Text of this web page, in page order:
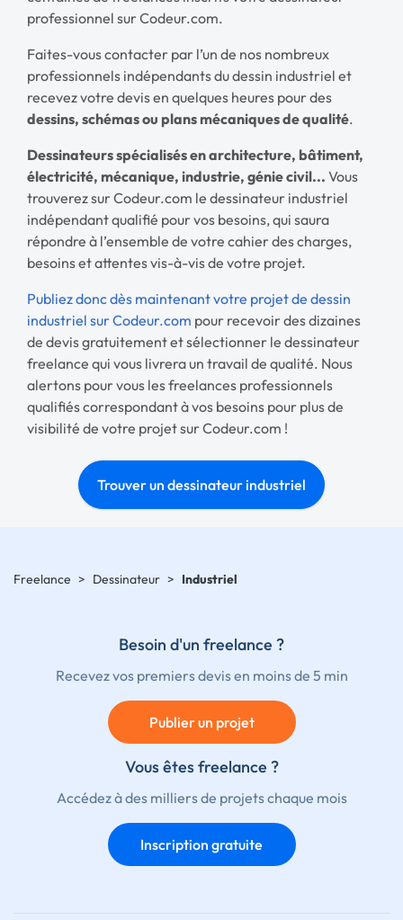
professionnel sur Codeur.com.
Faites-vous contacter par l’un de nos nombreux
professionnels indépendants du dessin industriel et
recevez votre devis en quelques heures pour des
dessins, schémas ou plans mécaniques de qualité.
Dessinateurs spécialisés en architecture, bâtiment,
électricité, mécanique, industrie, génie civil... Vous
trouverez sur Codeur.com le dessinateur industriel
indépendant qualifié pour vos besoins, qui saura
répondre à l’ensemble de votre cahier des charges,
besoins et attentes vis-à-vis de votre projet.
Publiez donc dès maintenant votre projet de dessin
industriel sur Codeur.com pour recevoir des dizaines
de devis gratuitement et sélectionner le dessinateur
freelance qui vous livrera un travail de qualité. Nous
alertons pour vous les freelances professionnels
qualifiés correspondant à vos besoins pour plus de
visibilité de votre projet sur Codeur.com !
Trouver un dessinateur industriel
Freelance > Dessinateur > Industriel
Besoin d'un freelance ?
Recevez vos premiers devis en moins de 5 min
Publier un projet
Vous êtes freelance ?
Accédez à des milliers de projets chaque mois
Inscription gratuite